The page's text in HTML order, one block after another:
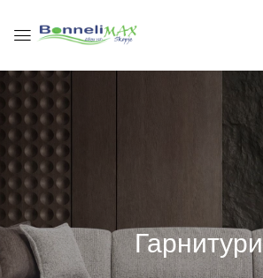
Гарнитури